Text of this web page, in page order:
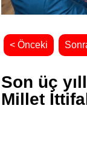
< Önceki
Son üç
Millet